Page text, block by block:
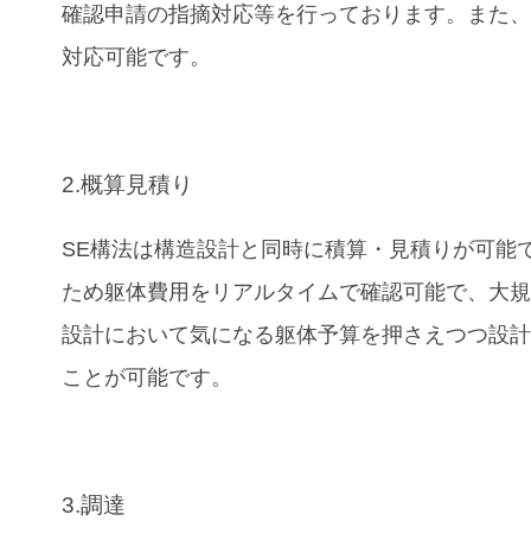
確認申請の指摘対応等を行っております。また
対応可能です。
2.概算見積り
SE構法は構造設計と同時に積算・見積りが可能
ため躯体費用をリアルタイムで確認可能で、大
設計において気になる躯体予算を押さえつつ設
ことが可能です。
3.調達